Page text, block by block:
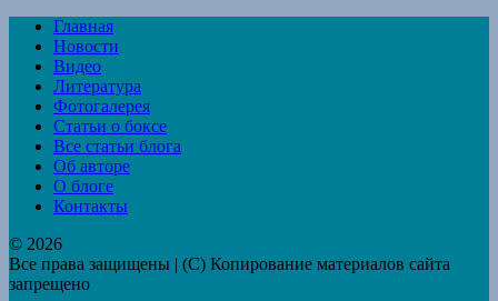
Главная
Новости
Видео
Литература
Фотогалерея
Статьи о боксе
Все статьи блога
Об авторе
О блоге
Контакты
© 2026
Все права защищены | (C) Копирование материалов сайта
запрещено